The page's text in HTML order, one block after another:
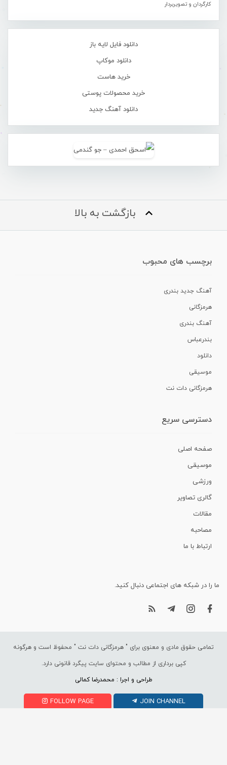
کارگردان و تصویربردار
دانلود فایل لایه باز
دانلود موکاپ
خرید هاست
خرید محصولات پوستی
دانلود آهنگ جدید
بازگشت به بالا
برچسب های محبوب
آهنگ جدید بندری
هرمزگانی
آهنگ بندری
بندرعباس
دانلود
موسیقی
هرمزگانی دات نت
دسترسی سریع
صفحه اصلی
موسیقی
ورزشی
گالری تصاویر
مقالات
مصاحبه
ارتباط با ما
ما را در شبکه های اجتماعی دنبال کنید.
تمامی حقوق مادی و معنوی برای " هرمزگانی دات نت " محفوظ است و هرگونه
کپی برداری از مطالب و محتوای سایت پیگرد قانونی دارد.
طراحی و اجرا : محمدرضا کمالی
FOLLOW PAGE JOIN CHANNEL